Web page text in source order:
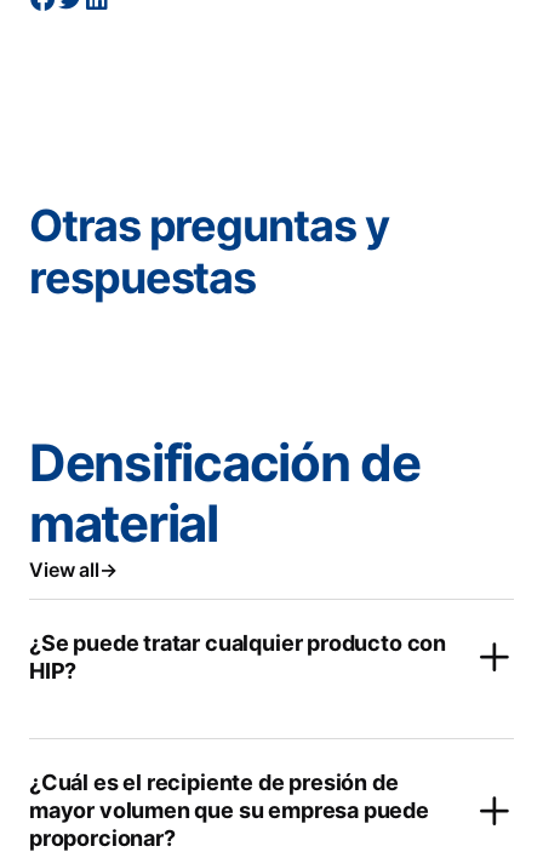
Otras preguntas y
respuestas
Densificación de
material
View all
¿Se puede tratar cualquier producto con
HIP?
¿Cuál es el recipiente de presión de
mayor volumen que su empresa puede
proporcionar?